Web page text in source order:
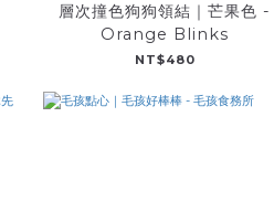
層次撞色狗狗領結｜芒果色 -
Orange Blinks
NT$480